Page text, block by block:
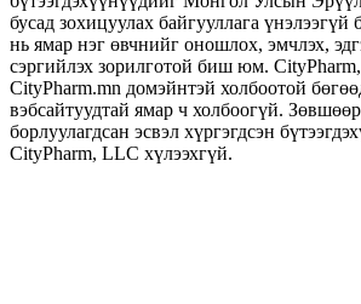
бусад зохицуулах байгууллага
нь ямар нэг өвчнийг оношлох, эмчлэх,
сэргийлэх зорилготой биш юм.
CityPharm.mn домэйнтэй холбоотой
вэбсайтуудтай ямар ч холбоогүй.
борлуулагдсан эсвэл хүргэгдсэн
CityPharm, LLC хүлээхгүй.